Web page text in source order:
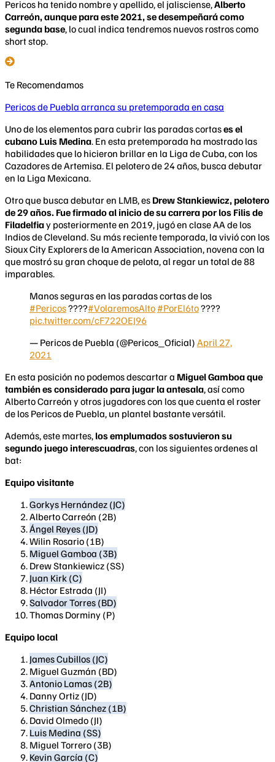
Pericos ha tenido nombre y apellido, el jalisciense,Alberto
Carreón, aunque para este 2021, se desempeñará como
segunda base, lo cual indica tendremos nuevos rostros como
short stop.
Te Recomendamos
Pericos de Puebla arranca su pretemporada en casa
Uno de los elementos para cubrir las paradas cortases el
cubano Luis Medina. En esta pretemporada ha mostrado las
habilidades que lo hicieron brillar en la Liga de Cuba, con los
Cazadores de Artemisa. El pelotero de 24 años, busca debutar
en la Liga Mexicana.
Otro que busca debutar en LMB, es Drew Stankiewicz, pelotero
de 29 años. Fue firmado al inicio de su carrera por los Filis de
Filadelfiay posteriormente en 2019, jugó en clase AA de los
Indios de Cleveland. Su más reciente temporada, la vivió con los
Sioux City Explorers de la American Association, novena con la
que mostró su gran choque de pelota, al regar un total de 88
imparables.
Manos seguras en las paradas cortas de los
#Pericos????#VolaremosAlto #PorEl6to????
pic.twitter.com/cF722OEJ96
— Pericos de Puebla (@Pericos_Oficial) April 27,
2021
En esta posición no podemos descartar a Miguel Gamboa que
también es considerado para jugar la antesala, así como
Alberto Carreón y otros jugadores con los que cuenta el roster
de los Pericos de Puebla, un plantel bastante versátil.
Además, este martes, los emplumados sostuvieron su
segundo juego interescuadras, con los siguientes ordenes al
bat:
Equipo visitante
Gorkys Hernández (JC)
Alberto Carreón (2B)
Ángel Reyes (JD)
Wilin Rosario (1B)
Miguel Gamboa (3B)
Drew Stankiewicz (SS)
Juan Kirk (C)
Héctor Estrada (JI)
Salvador Torres (BD)
Thomas Dorminy (P)
Equipo local
James Cubillos (JC)
Miguel Guzmán (BD)
Antonio Lamas (2B)
Danny Ortiz (JD)
Christian Sánchez (1B)
David Olmedo (JI)
Luis Medina (SS)
Miguel Torrero (3B)
Kevin García (C)